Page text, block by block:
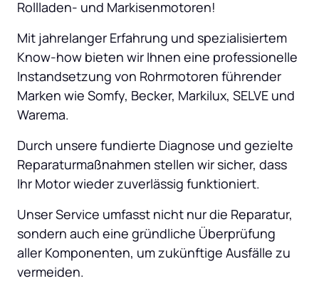
Rollladen- und Markisenmotoren!
Mit jahrelanger Erfahrung und spezialisiertem
Know-how bieten wir Ihnen eine professionelle
Instandsetzung von Rohrmotoren führender
Marken wie Somfy, Becker, Markilux, SELVE und
Warema.
Durch unsere fundierte Diagnose und gezielte
Reparaturmaßnahmen stellen wir sicher, dass
Ihr Motor wieder zuverlässig funktioniert.
Unser Service umfasst nicht nur die Reparatur,
sondern auch eine gründliche Überprüfung
aller Komponenten, um zukünftige Ausfälle zu
vermeiden.